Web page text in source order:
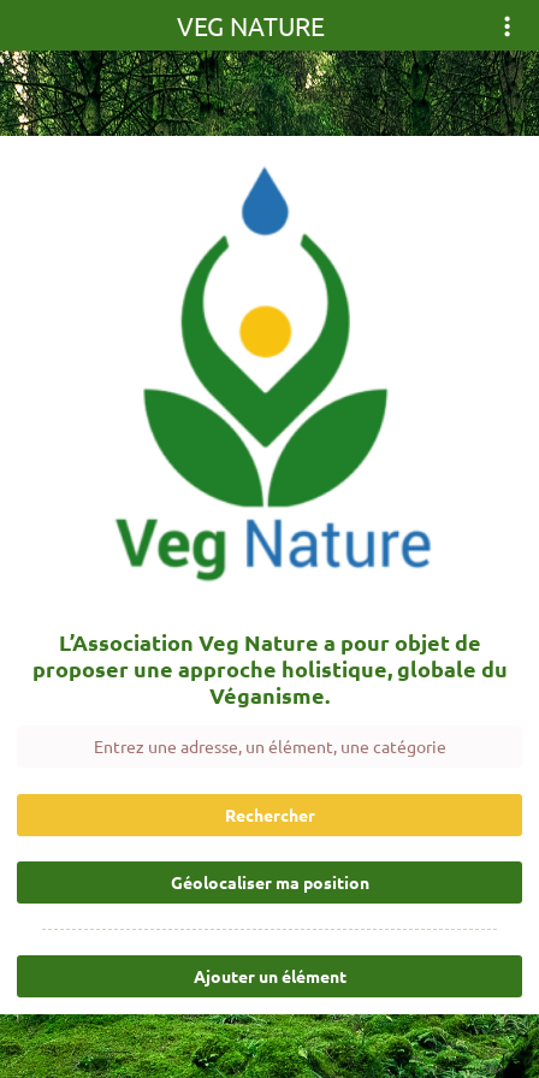
VEG NATURE
L’Association Veg Nature a pour objet de
proposer une approche holistique, globale du
Véganisme.
Rechercher
Géolocaliser ma position
Ajouter un élément